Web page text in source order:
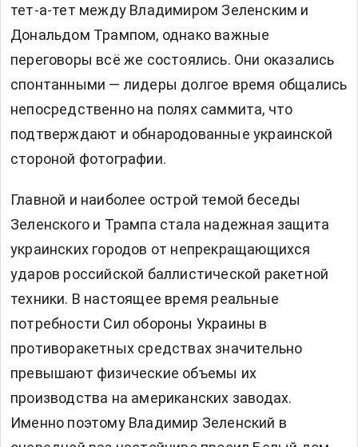
тет-а-тет между Владимиром Зеленским и
Дональдом Трампом, однако важные
переговоры всё же состоялись. Они оказались
спонтанными — лидеры долгое время общались
непосредственно на полях саммита, что
подтверждают и обнародованные украинской
стороной фотографии.
Главной и наиболее острой темой беседы
Зеленского и Трампа стала надежная защита
украинских городов от непрекращающихся
ударов российской баллистической ракетной
техники. В настоящее время реальные
потребности Сил обороны Украины в
противоракетных средствах значительно
превышают физические объемы их
производства на американских заводах.
Именно поэтому Владимир Зеленский в